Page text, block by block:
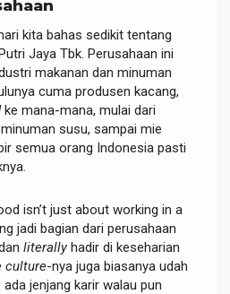
kita bahas sedikit tentang
Jaya Tbk. Perusahaan ini
makanan dan minuman
cuma produsen kacang,
ke mana-mana, mulai dari
susu, sampai mie
semua orang Indonesia pasti
isn’t just about working in a
jadi bagian dari perusahaan
literallyhadir di keseharian
culture-nya juga biasanya udah
jenjang karir walau pun